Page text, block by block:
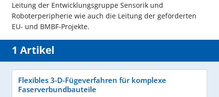
Leitung der Entwicklungsgruppe Sensorik und
Roboterperipherie wie auch die Leitung der geförderten
EU- und BMBF-Projekte.
1 Artikel
Flexibles 3-D-Fügeverfahren für komplexe
Faserverbundbauteile